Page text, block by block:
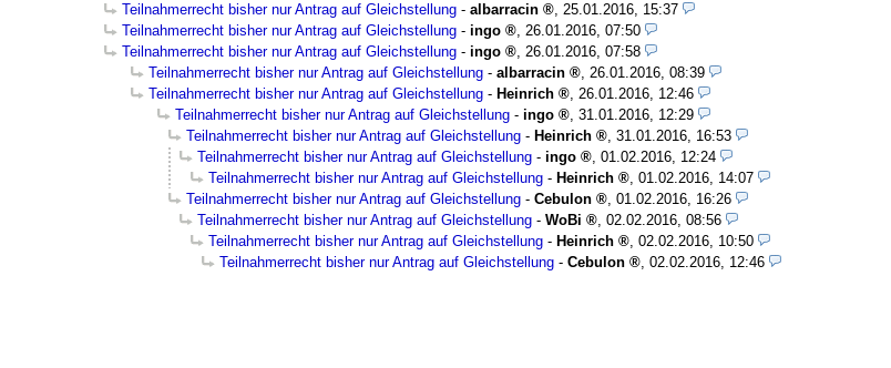
Teilnahmerrecht bisher nur Antrag auf Gleichstellung - albarracin , 25.01.2016, 15:37
Teilnahmerrecht bisher nur Antrag auf Gleichstellung - ingo , 26.01.2016, 07:50
Teilnahmerrecht bisher nur Antrag auf Gleichstellung - ingo , 26.01.2016, 07:58
Teilnahmerrecht bisher nur Antrag auf Gleichstellung - albarracin , 26.01.2016, 08:39
Teilnahmerrecht bisher nur Antrag auf Gleichstellung - Heinrich , 26.01.2016, 12:46
Teilnahmerrecht bisher nur Antrag auf Gleichstellung - ingo , 31.01.2016, 12:29
Teilnahmerrecht bisher nur Antrag auf Gleichstellung - Heinrich , 31.01.2016, 16:53
Teilnahmerrecht bisher nur Antrag auf Gleichstellung - ingo , 01.02.2016, 12:24
Teilnahmerrecht bisher nur Antrag auf Gleichstellung - Heinrich , 01.02.2016, 14:07
Teilnahmerrecht bisher nur Antrag auf Gleichstellung - Cebulon , 01.02.2016, 16:26
Teilnahmerrecht bisher nur Antrag auf Gleichstellung - WoBi , 02.02.2016, 08:56
Teilnahmerrecht bisher nur Antrag auf Gleichstellung - Heinrich , 02.02.2016, 10:50
Teilnahmerrecht bisher nur Antrag auf Gleichstellung - Cebulon , 02.02.2016, 12:46